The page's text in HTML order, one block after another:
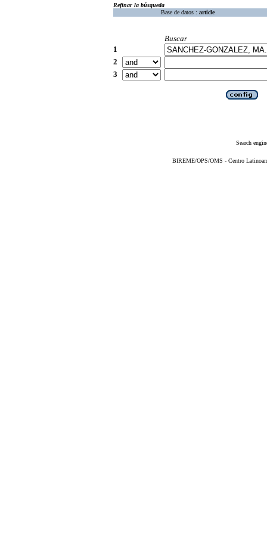
Refinar la búsqueda
Base de datos : article
Buscar
1
2
3
Search
BIREME/OPS/OMS - Centro